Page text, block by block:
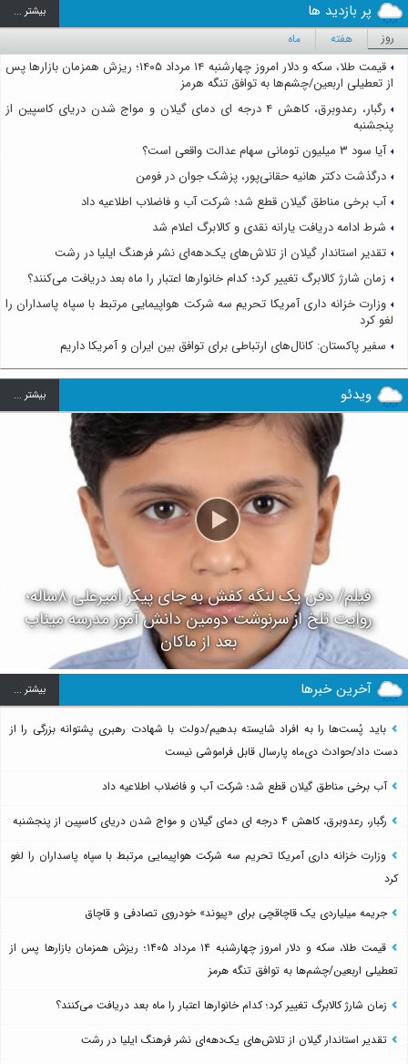
پر بازدید ها بيشتر ...
روز هفته ماه
قیمت طلا، سکه و دلار امروز چهارشنبه ۱۴ مرداد ۱۴۰۵؛ ریزش همزمان بازارها پس
از تعطیلی اربعین/چشم‌ها به توافق تنگه هرمز
رگبار، رعدوبرق، کاهش ۴ درجه ای دمای گیلان و مواج شدن دریای کاسپین از
پنجشنبه
آیا سود ۳ میلیون تومانی سهام عدالت واقعی است؟
درگذشت دکتر هانیه حقانی‌پور، پزشک جوان در فومن
آب برخی مناطق گیلان قطع شد؛ شرکت آب و فاضلاب اطلاعیه داد
شرط ادامه دریافت یارانه نقدی و کالابرگ اعلام شد
تقدیر استاندار گیلان از تلاش‌های یک‌دهه‌ای نشر فرهنگ ایلیا در رشت
زمان شارژ کالابرگ تغییر کرد؛ کدام خانوارها اعتبار را ماه بعد دریافت می‌کنند؟
وزارت خزانه داری آمریکا تحریم سه شرکت هواپیمایی مرتبط با سپاه پاسداران را
لغو کرد
سفیر پاکستان: کانال‌های ارتباطی برای توافق بین ایران و آمریکا داریم
ویدئو بيشتر ...
فیلم/ دفن یک لنگه کفش به جای پیکر امیرعلی ۸ساله؛
روایت تلخ از سرنوشت دومین دانش آموز مدرسه میناب
بعد از ماکان
آخرین خبرها بيشتر ...
باید پُست‌ها را به افراد شایسته بدهیم/دولت با شهادت رهبری پشتوانه بزرگی را از
دست داد/حوادث دی‌ماه پارسال قابل فراموشی نیست
آب برخی مناطق گیلان قطع شد؛ شرکت آب و فاضلاب اطلاعیه داد
رگبار، رعدوبرق، کاهش ۴ درجه ای دمای گیلان و مواج شدن دریای کاسپین از پنجشنبه
وزارت خزانه داری آمریکا تحریم سه شرکت هواپیمایی مرتبط با سپاه پاسداران را لغو
کرد
جریمه میلیاردی یک قاچاقچی برای «پیوند» خودروی تصادفی و قاچاق
قیمت طلا، سکه و دلار امروز چهارشنبه ۱۴ مرداد ۱۴۰۵؛ ریزش همزمان بازارها پس از
تعطیلی اربعین/چشم‌ها به توافق تنگه هرمز
زمان شارژ کالابرگ تغییر کرد؛ کدام خانوارها اعتبار را ماه بعد دریافت می‌کنند؟
تقدیر استاندار گیلان از تلاش‌های یک‌دهه‌ای نشر فرهنگ ایلیا در رشت